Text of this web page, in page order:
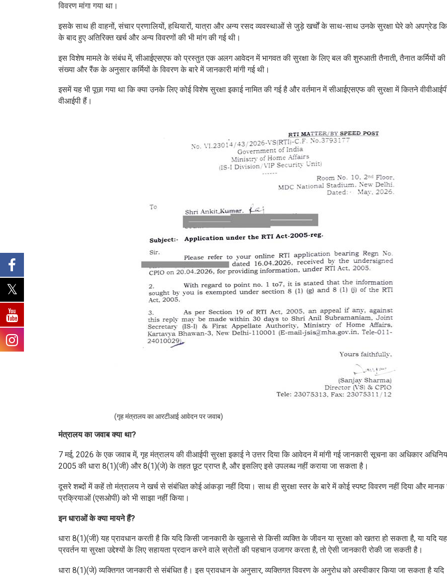
विवरण मांगा गया था।
इसके साथ ही वाहनों, संचार प्रणालियों, हथियारों, यात्रा और अन्य रसद व्यवस्थाओं से जुड़े खर्चों के साथ-साथ उनके सुरक्षा घेरे को अपग्रेड
के बाद हुए अतिरिक्त खर्च और अन्य विवरणों की भी मांग की गई थी।
इस विशेष मामले के संबंध में, सीआईएसएफ को प्रस्तुत एक अलग आवेदन में भागवत की सुरक्षा के लिए बल की शुरुआती तैनाती, तैनात कर्मियों
संख्या और रैंक के अनुसार कर्मियों के विवरण के बारे में जानकारी मांगी गई थी।
इसमें यह भी पूछा गया था कि क्या उनके लिए कोई विशेष सुरक्षा इकाई नामित की गई है और वर्तमान में सीआईएसएफ की सुरक्षा में कितने
वीआईपी हैं।
(गृह मंत्रालय का आरटीआई आवेदन पर जवाब)
मंत्रालय का जवाब क्या था?
7 मई, 2026 के एक जवाब में, गृह मंत्रालय की वीआईपी सुरक्षा इकाई ने उत्तर दिया कि आवेदन में मांगी गई जानकारी सूचना का अधिकार
2005 की धारा 8(1)(जी) और 8(1)(जे) के तहत छूट प्राप्त है, और इसलिए इसे उपलब्ध नहीं कराया जा सकता है।
दूसरे शब्दों में कहें तो मंत्रालय ने खर्च से संबंधित कोई आंकड़ा नहीं दिया। साथ ही सुरक्षा स्तर के बारे में कोई स्पष्ट विवरण नहीं दिया और
प्रक्रियाओं (एसओपी) को भी साझा नहीं किया।
इन धाराओं के क्या मायने हैं?
धारा 8(1)(जी) यह प्रावधान करती है कि यदि किसी जानकारी के खुलासे से किसी व्यक्ति के जीवन या सुरक्षा को खतरा हो सकता है, या यदि
प्रवर्तन या सुरक्षा उद्देश्यों के लिए सहायता प्रदान करने वाले स्रोतों की पहचान उजागर करता है, तो ऐसी जानकारी रोकी जा सकती है।
धारा 8(1)(जे) व्यक्तिगत जानकारी से संबंधित है। इस प्रावधान के अनुसार, व्यक्तिगत विवरण के अनुरोध को अस्वीकार किया जा सकता है यदि